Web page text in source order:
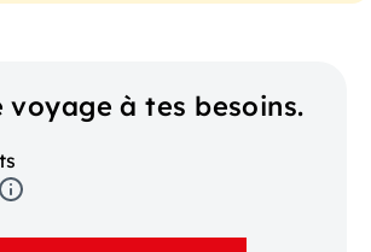
voyage à tes besoins.